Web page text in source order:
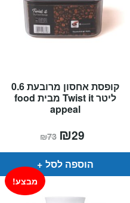
קופסת אחסון מרובעת 0.6
ליטר Twist it מבית food
appeal
₪73 המחיר
המקורי
היה:
₪73.
₪29
הוא:
הוספה לסל
מבצע!